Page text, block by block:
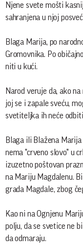
Njene svete mošti
sahranjena u njoj
Blaga Marija, po
Gromovnika. Po
niti u kući.
Narod veruje da, ako
joj se i zapale sveću,
svetiteljka ih neće
Blaga ili Blažena
nema "crveno slovo" u
izuzetno poštovan
na Mariju Magdalenu.
grada Magdale, zbog
Kao ni na Ognjenu
polju, da se svetice ne
da odmaraju.